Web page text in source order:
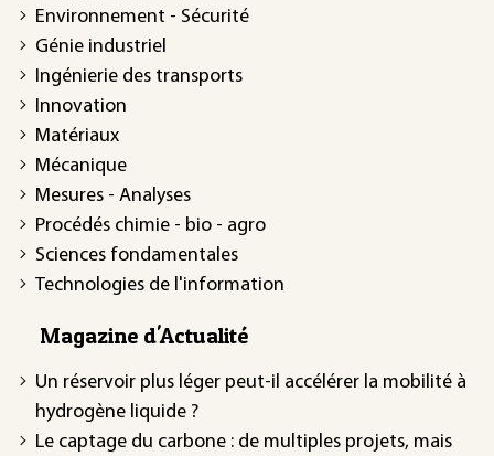
Environnement - Sécurité
Génie industriel
Ingénierie des transports
Innovation
Matériaux
Mécanique
Mesures - Analyses
Procédés chimie - bio - agro
Sciences fondamentales
Technologies de l'information
Magazine d'Actualité
Un réservoir plus léger peut-il accélérer la mobilité à
hydrogène liquide ?
Le captage du carbone : de multiples projets, mais